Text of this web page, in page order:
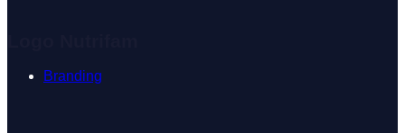
Branding